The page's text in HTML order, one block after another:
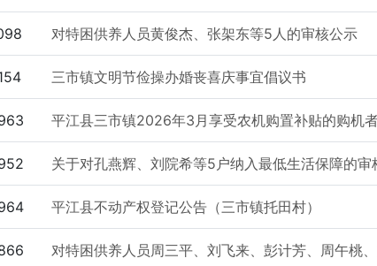
对特困供养人员黄俊杰、张架东等5人的审核公示
三市镇文明节俭操办婚丧喜庆事宜倡议书
平江县三市镇2026年3月享受农机购置补贴的购机
关于对孔燕辉、刘院希等5户纳入最低生活保障的审
平江县不动产权登记公告（三市镇托田村）
对特困供养人员周三平、刘飞来、彭计芳、周午桃